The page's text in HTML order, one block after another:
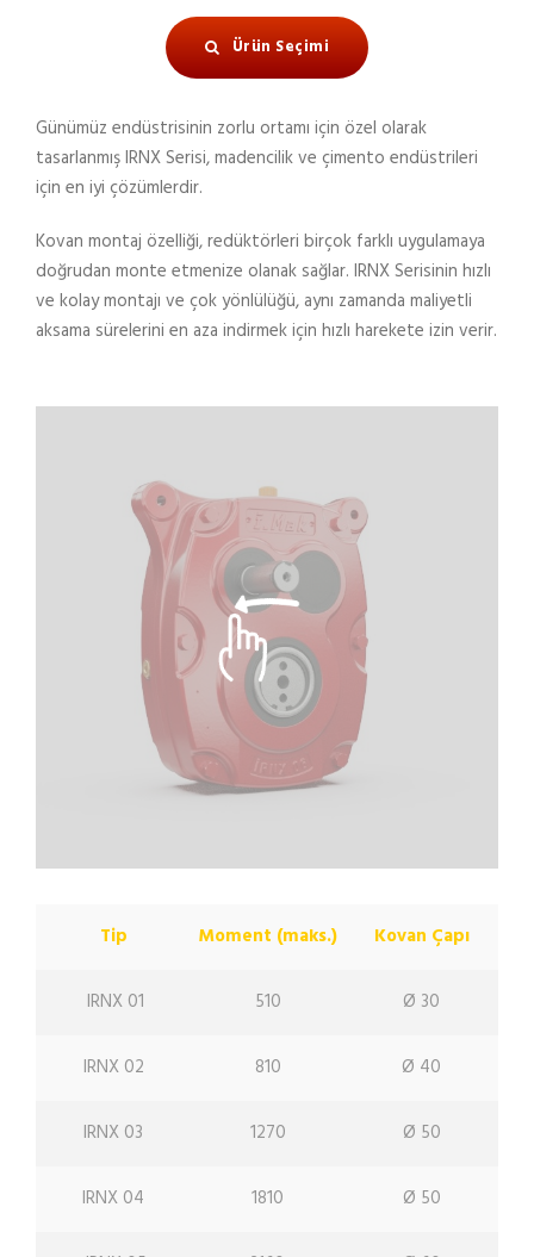
Ürün Seçimi
Günümüz endüstrisinin zorlu ortamı için özel olarak
tasarlanmış IRNX Serisi, madencilik ve çimento endüstrileri
için en iyi çözümlerdir.
Kovan montaj özelliği, redüktörleri birçok farklı uygulamaya
doğrudan monte etmenize olanak sağlar. IRNX Serisinin hızlı
ve kolay montajı ve çok yönlülüğü, aynı zamanda maliyetli
aksama sürelerini en aza indirmek için hızlı harekete izin verir.
Tip Moment (maks.) Kovan Çapı
IRNX 01 510 Ø 30
IRNX 02 810 Ø 40
IRNX 03 1270 Ø 50
IRNX 04 1810 Ø 50